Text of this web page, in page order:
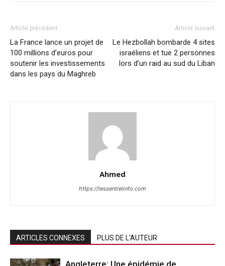
Article précédent
La France lance un projet de
100 millions d’euros pour
soutenir les investissements
dans les pays du Maghreb
Article suivant
Le Hezbollah bombarde 4 sites
israéliens et tue 2 personnes
lors d’un raid au sud du Liban
Ahmed
https://lessentielinfo.com
ARTICLES CONNEXES PLUS DE L'AUTEUR
Angleterre: Une épidémie de